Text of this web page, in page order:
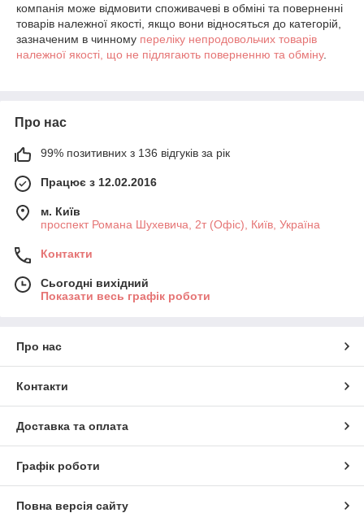
компанія може відмовити споживачеві в обміні та поверненні
товарів належної якості, якщо вони відносяться до категорій,
зазначеним в чинному переліку непродовольчих товарів
належної якості, що не підлягають поверненню та обміну.
Про нас
99% позитивних з 136 відгуків за рік
Працює з 12.02.2016
м. Київ
проспект Романа Шухевича, 2т (Офіс), Київ, Україна
Контакти
Сьогодні вихідний
Показати весь графік роботи
Про нас
Контакти
Доставка та оплата
Графік роботи
Повна версія сайту